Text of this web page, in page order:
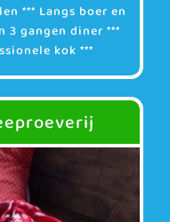
*** Langs boer en
gangen diner ***
kok ***